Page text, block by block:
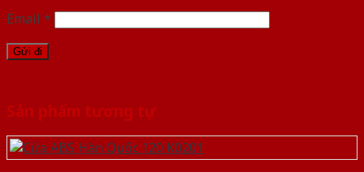
Email *
Sản phẩm tương tự